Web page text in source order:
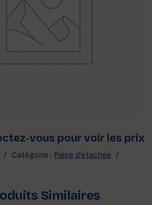
vous pour voir les prix
Catégorie : Piéce d'étachée
Similaires